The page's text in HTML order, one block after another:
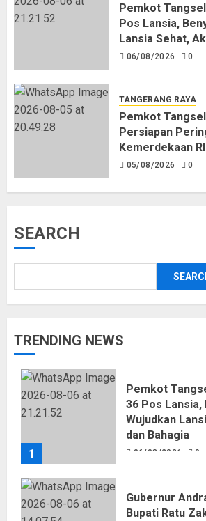
Pemkot
Pos Lansia,
Lansia Sehat,
06/08/2026 0
TANGERANG RAYA
Pemkot
Persiapan
Kemerdekaan RI
05/08/2026 0
SEARCH
TRENDING NEWS
1
Pemkot
36 Pos Lansia,
Wujudkan
dan Bahagia
06/08/2026 0
Gubernur
Bupati Ratu